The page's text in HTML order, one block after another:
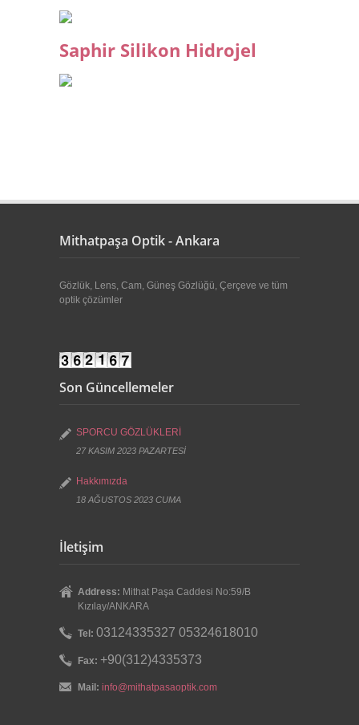
Saphir Silikon Hidrojel
Mithatpaşa Optik - Ankara
Gözlük, Lens, Cam, Güneş Gözlüğü, Çerçeve ve tüm
optik çözümler
Son Güncellemeler
SPORCU GÖZLÜKLERİ
27 KASIM 2023 PAZARTESİ
Hakkımızda
18 AĞUSTOS 2023 CUMA
İletişim
Address: Mithat Paşa Caddesi No:59/B
Kızılay/ANKARA
Tel: 03124335327 05324618010
Fax: +90(312)4335373
Mail: info@mithatpasaoptik.com